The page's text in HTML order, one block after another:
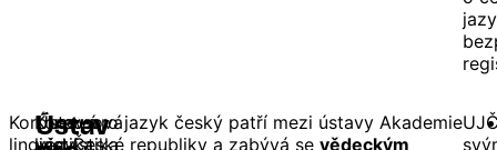
Korpusová
lingvistika
Korpusová
lingvistika
Ústav
Ústav pro jazyk český patří mezi ústavy Akademie
věd České republiky a zabývá se vědeckým